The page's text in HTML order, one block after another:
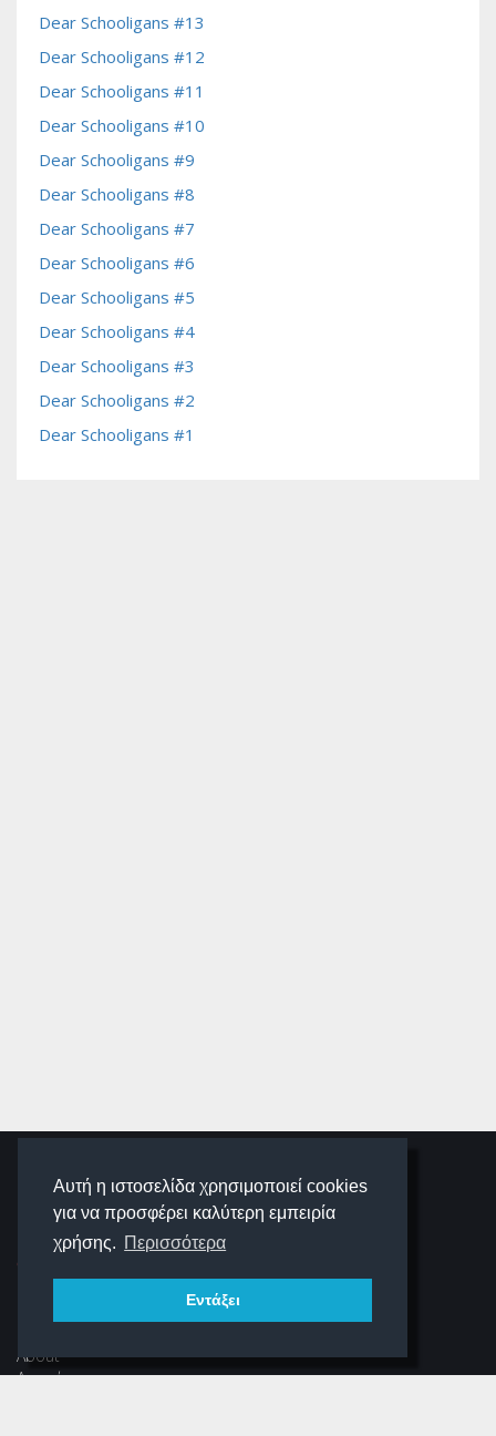
Αυτή η ιστοσελίδα χρησιμοποιεί cookies
για να προσφέρει καλύτερη εμπειρία
χρήσης. Περισσότερα
Εντάξει
Dear Schooligans #13
Dear Schooligans #12
Dear Schooligans #11
Dear Schooligans #10
Dear Schooligans #9
Dear Schooligans #8
Dear Schooligans #7
Dear Schooligans #6
Dear Schooligans #5
Dear Schooligans #4
Dear Schooligans #3
Dear Schooligans #2
Dear Schooligans #1
SCHOOLIGANS
SCHOOLWAVE
ΠΛΟΉΓΗΣΗ
About
Αρχική